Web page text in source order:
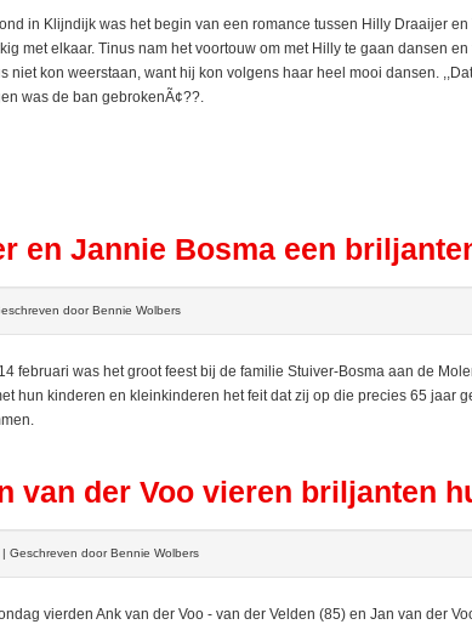
in Klijndijk was het begin van een romance tussen Hilly Draaijer
met elkaar. Tinus nam het voortouw om met Hilly te gaan dansen
niet kon weerstaan, want hij kon volgens haar heel mooi dansen.
was de ban gebrokenÃ¢??.
en Jannie Bosma een
door Bennie Wolbers
februari was het groot feest bij de familie Stuiver-Bosma aan de
hun kinderen en kleinkinderen het feit dat zij op die precies 65 jaar
van der Voo vieren briljanten
Geschreven door Bennie Wolbers
vierden Ank van der Voo - van der Velden (85) en Jan van der